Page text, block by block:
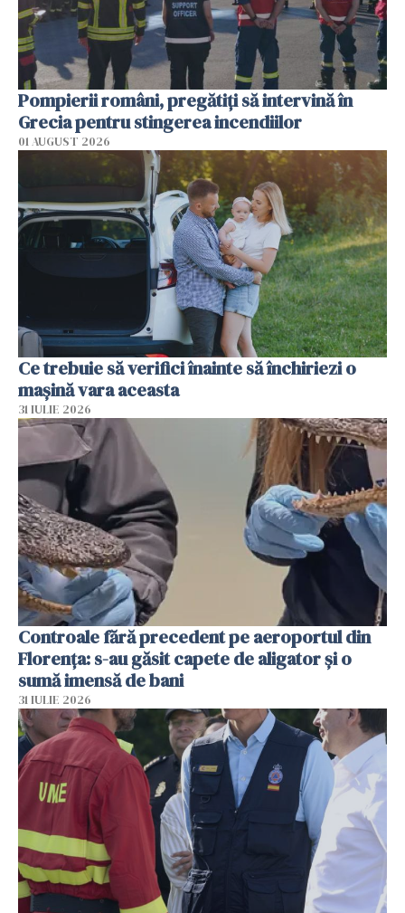
Pompierii români, pregătiţi să intervină în
Grecia pentru stingerea incendiilor
01 AUGUST 2026
Ce trebuie să verifici înainte să închiriezi o
mașină vara aceasta
31 IULIE 2026
Controale fără precedent pe aeroportul din
Florența: s-au găsit capete de aligator și o
sumă imensă de bani
31 IULIE 2026